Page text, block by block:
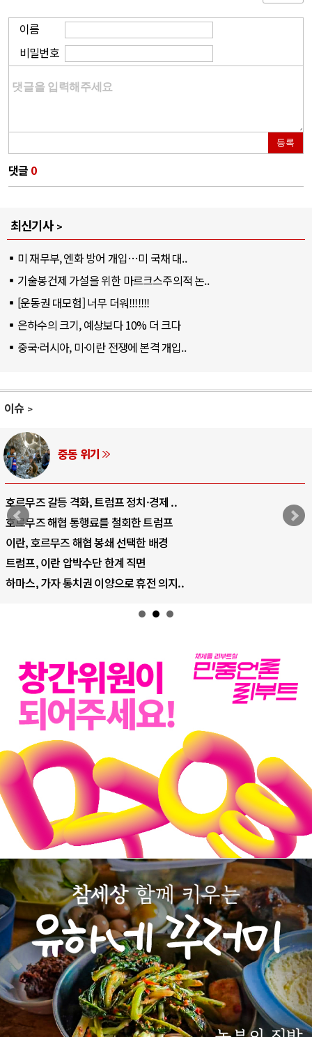
이름
비밀번호
등록
댓글 0
최신기사
미 재무부, 엔화 방어 개입…미 국채 대..
기술봉건제 가설을 위한 마르크스주의적 논..
[운동권 대모험] 너무 더워!!!!!!!
은하수의 크기, 예상보다 10% 더 크다
중국·러시아, 미·이란 전쟁에 본격 개입..
이슈
AI와 인간
중국 AI, 저가 공세로 글로벌 토큰 시..
AI 국부펀드 구상 놓고 미국 진보진영 ..
AI 데이터센터 반대 투쟁은 새로운 글로..
AI의 숨은 환경 비용: 데이터센터 확산..
AI는 어떻게 미국 민주주의를 잠식하고 ..